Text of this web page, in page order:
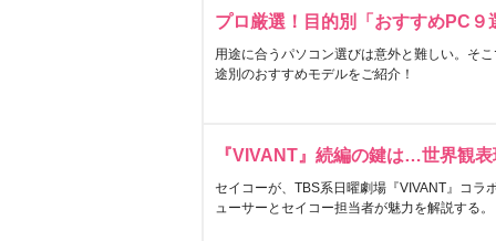
プロ厳選！目的別「おすすめPC９
用途に合うパソコン選びは意外と難しい。そ
途別のおすすめモデルをご紹介！
『VIVANT』続編の鍵は…世界観
セイコーが、TBS系日曜劇場『VIVANT』コラ
ューサーとセイコー担当者が魅力を解説する。